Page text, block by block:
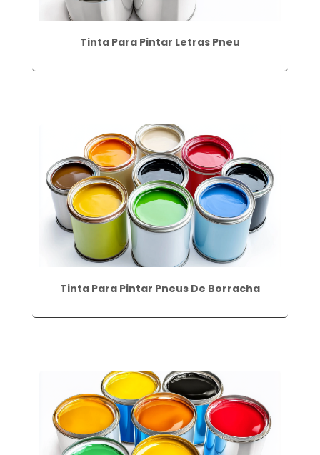
Tinta Para Pintar Letras Pneu
Tinta Para Pintar Pneus De Borracha